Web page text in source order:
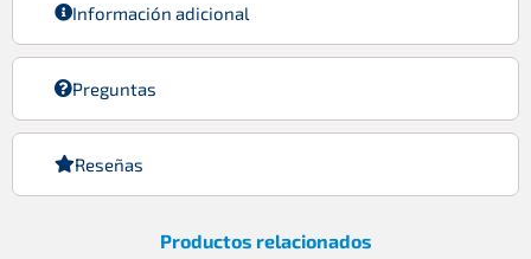
Información adicional
Preguntas
Reseñas
Productos relacionados